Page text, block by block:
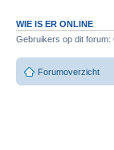
WIE IS ER ONLINE
Gebruikers op dit
Forumoverzicht